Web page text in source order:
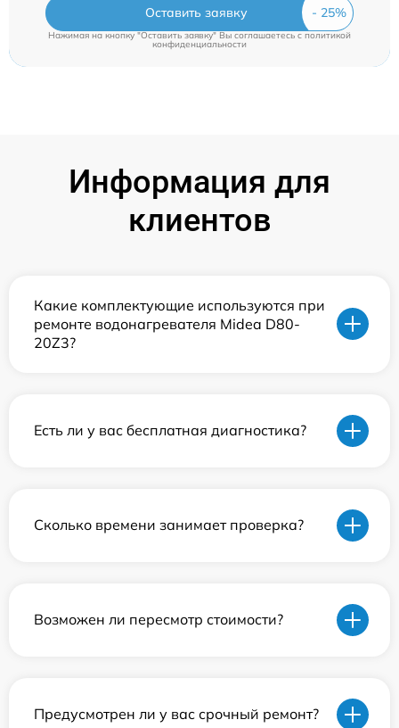
Оставить заявку
Нажимая на кнопку "Оставить заявку" Вы соглашаетесь cполитикой
конфиденциальности
Информация для
клиентов
Какие комплектующие используются при
ремонте водонагревателя Midea D80-
20Z3?
Есть ли у вас бесплатная диагностика?
Сколько времени занимает проверка?
Возможен ли пересмотр стоимости?
Предусмотрен ли у вас срочный ремонт?